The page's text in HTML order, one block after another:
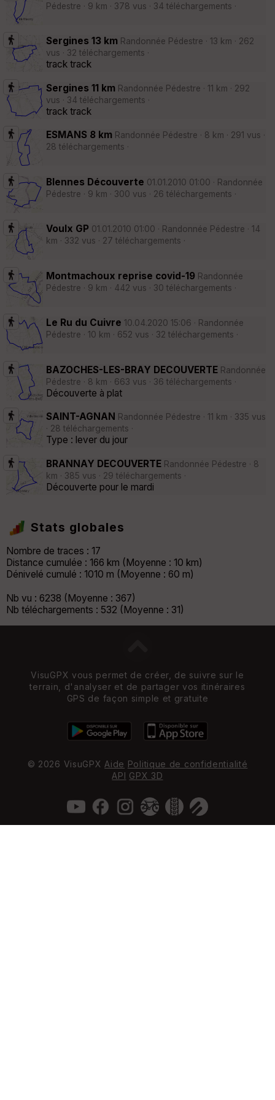
Pédestre · 9 km · 378 vus · 34 téléchargements ·
Sergines 13 km Randonnée Pédestre · 13 km · 262
vus · 32 téléchargements ·
track track
Sergines 11 km Randonnée Pédestre · 11 km · 292
vus · 34 téléchargements ·
track track
ESMANS 8 km Randonnée Pédestre · 8 km · 291 vus ·
28 téléchargements ·
Blennes Découverte 01.01.2010 01:00 · Randonnée
Pédestre · 9 km · 300 vus · 26 téléchargements ·
Voulx GP 01.01.2010 01:00 · Randonnée Pédestre · 14
km · 332 vus · 27 téléchargements ·
Montmachoux reprise covid-19 Randonnée
Pédestre · 9 km · 442 vus · 30 téléchargements ·
Le Ru du Cuivre 10.04.2020 15:06 · Randonnée
Pédestre · 10 km · 652 vus · 32 téléchargements ·
BAZOCHES-LES-BRAY DECOUVERTE Randonnée
Pédestre · 8 km · 663 vus · 36 téléchargements ·
Découverte à plat
SAINT-AGNAN Randonnée Pédestre · 11 km · 335 vus
· 28 téléchargements ·
Type : lever du jour
BRANNAY DECOUVERTE Randonnée Pédestre · 8
km · 385 vus · 29 téléchargements ·
Découverte pour le mardi
Stats globales
Nombre de traces : 17
Distance cumulée : 166 km (Moyenne : 10 km)
Dénivelé cumulé : 1010 m (Moyenne : 60 m)
Nb vu : 6238 (Moyenne : 367)
Nb téléchargements : 532 (Moyenne : 31)
VisuGPX vous permet de créer, de suivre sur le
terrain, d'analyser et de partager vos itinéraires
GPS de façon simple et gratuite
© 2026 VisuGPX Aide Politique de confidentialité
API GPX 3D